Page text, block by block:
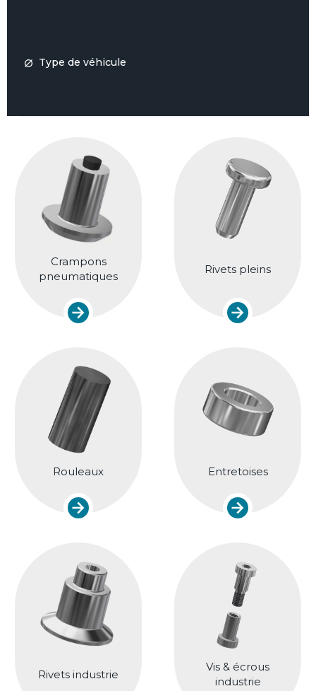
Type de véhicule
Crampons
pneumatiques
Rivets pleins
Rouleaux Entretoises
Rivets industrie
Vis & écrous
industrie